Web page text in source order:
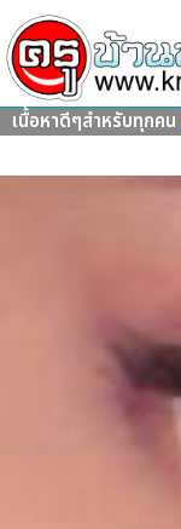
เนื้อหาดีๆสำหรับทุกคน